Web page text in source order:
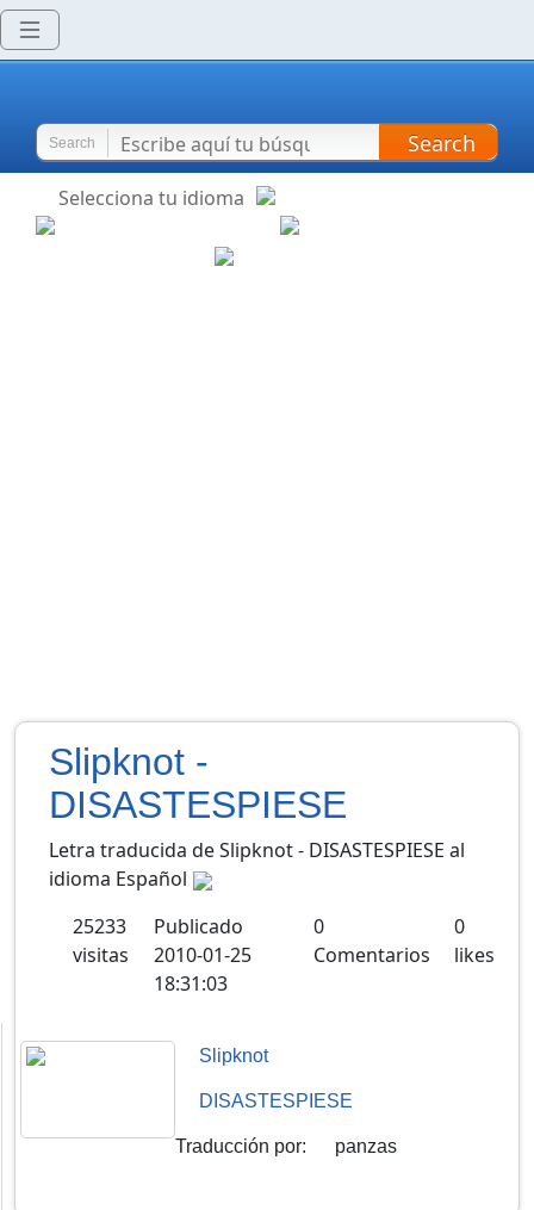
Search Search
Selecciona tu idioma
Slipknot -
DISASTESPIESE
Letra traducida de Slipknot - DISASTESPIESE al
idioma Español
25233
visitas
Publicado
2010-01-25
18:31:03
0
Comentarios
0
likes
Slipknot
DISASTESPIESE
Traducción por: panzas